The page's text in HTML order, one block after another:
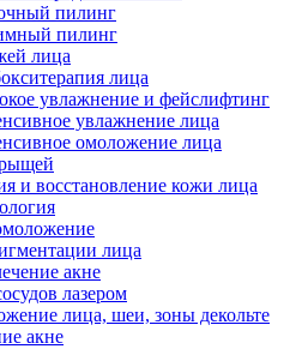
пилинг
пилинг
лица
лица
увлажнение и фейслифтинг
увлажнение лица
омоложение лица
и восстановление кожи лица
лица
акне
лазером
лица, шеи, зоны декольте
акне